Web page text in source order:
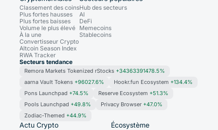
Classement des coins
Plus fortes hausses
Plus fortes baisses
Volume le plus élevé
À la une
Convertisseur Crypto
Altcoin Season Index
RWA Tracker
Hub des secteurs
AI
DeFi
Memecoins
Stablecoins
Secteurs tendance
Remora Markets Tokenized rStocks +34363391478.5%
aarna Vault Tokens +96027.6% Hookr.fun Ecosystem +134.4%
Pons Launchpad +74.5% Reserve Ecosystem +51.3%
Pools Launchpad +49.8% Privacy Browser +47.0%
Zodiac-Themed +44.9%
Actu Crypto Écosystème